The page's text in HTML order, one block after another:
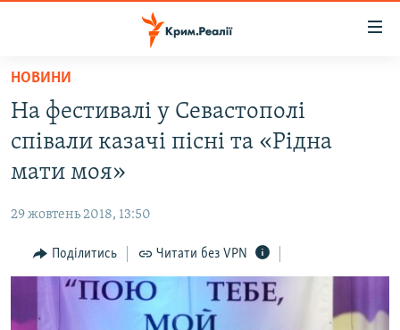
Перейти
основного
матеріалу
до
основної
Перейти
до
НОВИНИ
ВОДА.КРИМ
БЛОГИ
ПОГЛЯД
ІНТЕРВ'Ю
ВСЕ ЗА ДЕНЬ
НОВИНИ
На фестивалі у Севастополі
співали казачі пісні та «Рідна
мати моя»
29 жовтень 2018, 13:50
Поділитись Читати без VPN